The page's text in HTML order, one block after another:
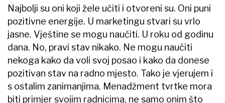
Najbolji su oni koji žele učiti i otvoreni su. Oni puni
pozitivne energije. U marketingu stvari su vrlo
jasne. Vještine se mogu naučiti. U roku od godinu
dana. No, pravi stav nikako. Ne mogu naučiti
nekoga kako da voli svoj posao i kako da donese
pozitivan stav na radno mjesto. Tako je vjerujem i
s ostalim zanimanjima. Menadžment tvrtke mora
biti primjer svojim radnicima, ne samo onim što